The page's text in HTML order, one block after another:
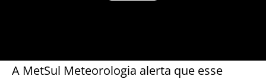
A MetSul Meteorologia alerta que esse